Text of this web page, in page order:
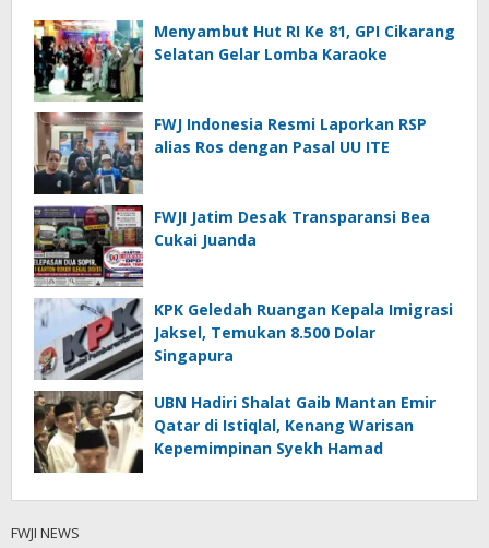
Menyambut Hut RI Ke 81, GPI Cikarang
Selatan Gelar Lomba Karaoke
FWJ Indonesia Resmi Laporkan RSP
alias Ros dengan Pasal UU ITE
FWJI Jatim Desak Transparansi Bea
Cukai Juanda
KPK Geledah Ruangan Kepala Imigrasi
Jaksel, Temukan 8.500 Dolar
Singapura
UBN Hadiri Shalat Gaib Mantan Emir
Qatar di Istiqlal, Kenang Warisan
Kepemimpinan Syekh Hamad
FWJI NEWS